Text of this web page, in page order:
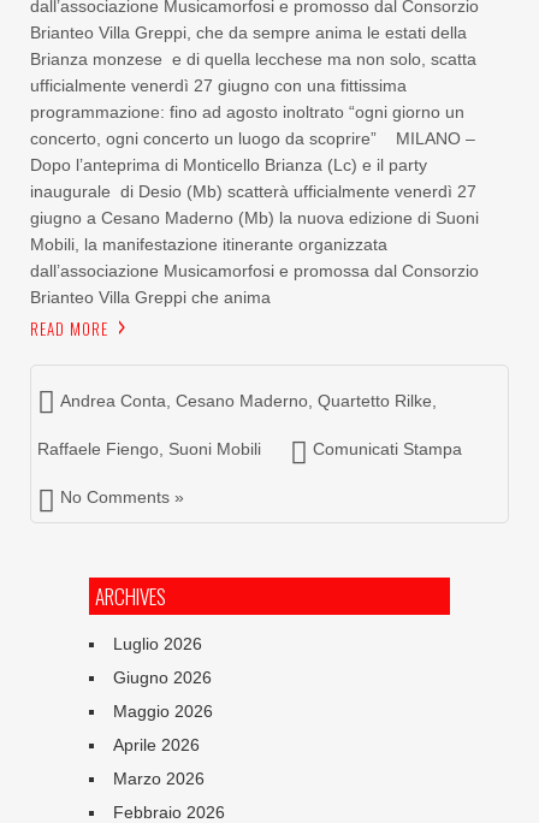
dall’associazione Musicamorfosi e promosso dal Consorzio
Brianteo Villa Greppi, che da sempre anima le estati della
Brianza monzese e di quella lecchese ma non solo, scatta
ufficialmente venerdì 27 giugno con una fittissima
programmazione: fino ad agosto inoltrato “ogni giorno un
concerto, ogni concerto un luogo da scoprire” MILANO –
Dopo l’anteprima di Monticello Brianza (Lc) e il party
inaugurale di Desio (Mb) scatterà ufficialmente venerdì 27
giugno a Cesano Maderno (Mb) la nuova edizione di Suoni
Mobili, la manifestazione itinerante organizzata
dall’associazione Musicamorfosi e promossa dal Consorzio
Brianteo Villa Greppi che anima
READ MORE
Andrea Conta Cesano Maderno Quartetto Rilke
Raffaele Fiengo Suoni Mobili Comunicati Stampa
No Comments »
ARCHIVES
Luglio 2026
Giugno 2026
Maggio 2026
Aprile 2026
Marzo 2026
Febbraio 2026